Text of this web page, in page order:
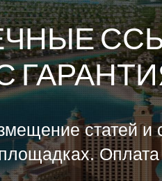
статей